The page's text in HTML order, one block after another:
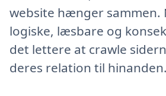
website hænger sammen.
logiske, læsbare og
det lettere at crawle
deres relation til hinanden.